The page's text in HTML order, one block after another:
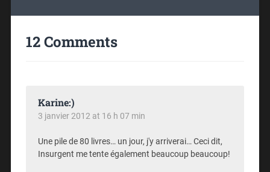
12 Comments
Karine:)
3 janvier 2012 at 16 h 07 min
Une pile de 80 livres… un jour, j'y arriverai… Ceci dit,
Insurgent me tente également beaucoup beaucoup!